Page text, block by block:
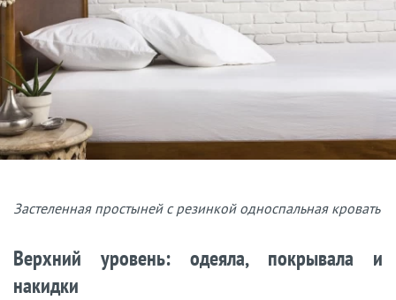
Застеленная простыней с резинкой односпальная кровать
Верхний уровень: одеяла, покрывала и
накидки